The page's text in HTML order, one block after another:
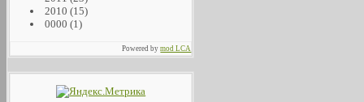
2010 (15)
0000 (1)
Powered bymod LCA